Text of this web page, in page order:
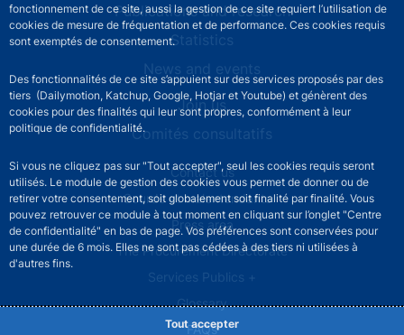
fonctionnement de ce site, aussi la gestion de ce site requiert l’utilisation de
cookies de mesure de fréquentation et de performance. Ces cookies requis
sont exemptés de consentement.
Des fonctionnalités de ce site s’appuient sur des services proposés par des
tiers (Dailymotion, Katchup, Google, Hotjar et Youtube) et génèrent des
cookies pour des finalités qui leur sont propres, conformément à leur
politique de confidentialité.
Si vous ne cliquez pas sur "Tout accepter", seul les cookies requis seront
utilisés. Le module de gestion des cookies vous permet de donner ou de
retirer votre consentement, soit globalement soit finalité par finalité. Vous
pouvez retrouver ce module à tout moment en cliquant sur l’onglet "Centre
de confidentialité" en bas de page. Vos préférences sont conservées pour
une durée de 6 mois. Elles ne sont pas cédées à des tiers ni utilisées à
d'autres fins.
Tout accepter
Publications and research
Statistics
News and events
Join us
Comités consultatifs
Footer secondary menuContact us
Sourds et malentendants
Press area
The Procurement Directorate
Services Publics +
Glossary
FAQs